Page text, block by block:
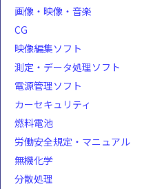
画像・映像・音楽
CG
映像編集ソフト
測定・データ処理ソフト
電源管理ソフト
カーセキュリティ
燃料電池
労働安全規定・マニュアル
無機化学
分散処理